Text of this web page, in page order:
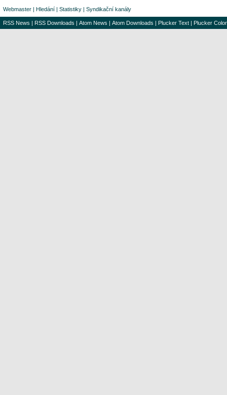
Webmaster | Hledání | Statistiky | Syndikační kanály
RSS News | RSS Downloads | Atom News | Atom Downloads | Plucker Text | Plucker Color